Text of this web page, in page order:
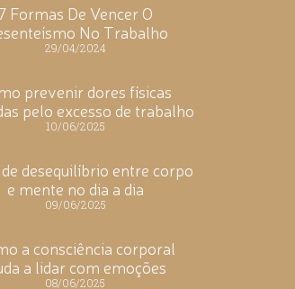
Formas De Vencer O
No Trabalho
29/04/2024
prevenir dores físicas
pelo excesso de trabalho
10/06/2025
desequilíbrio entre corpo
e mente no dia a dia
09/06/2025
a consciência corporal
a lidar com emoções
08/06/2025